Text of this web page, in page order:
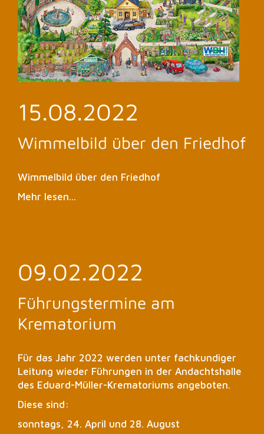
15.08.2022
Wimmelbild über den Friedhof
Wimmelbild über den Friedhof
Mehr lesen...
09.02.2022
Führungstermine am
Krematorium
Für das Jahr 2022 werden unter fachkundiger
Leitung wieder Führungen in der Andachtshalle
des Eduard-Müller-Krematoriums angeboten.
Diese sind:
sonntags, 24. April und 28. August